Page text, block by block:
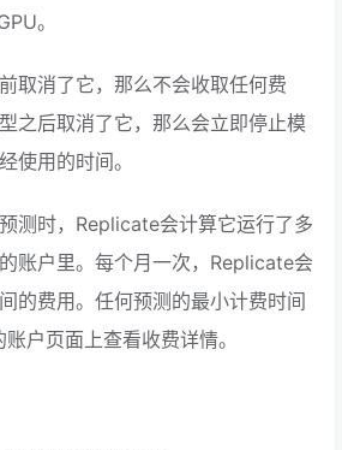
。
取消了它，那么不会收取任何费
之后取消了它，那么会立即停止模
使用的时间。
测时，Replicate会计算它运行了多
账户里。每个月一次，Replicate会
的费用。任何预测的最小计费时间
户页面上查看收费详情。